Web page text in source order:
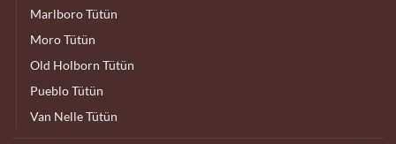
Marlboro Tütün
Moro Tütün
Old Holborn Tütün
Pueblo Tütün
Van Nelle Tütün